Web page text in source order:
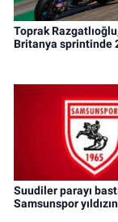
Toprak
Britanya sprintinde
Suudiler parayı
Samsunspor